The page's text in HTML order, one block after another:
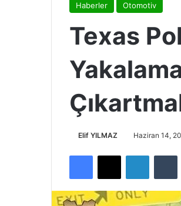
Haberler Otomotiv
Texas
Elif YILMAZ Haziran 14,
Facebook
X LinkedIn